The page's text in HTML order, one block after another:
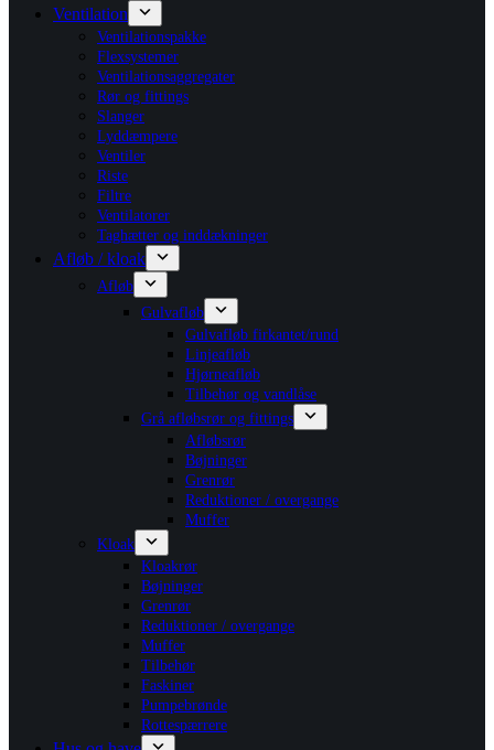
Ventilation
Ventilationspakke
Flexsystemer
Ventilationsaggregater
Rør og fittings
Slanger
Lyddæmpere
Ventiler
Riste
Filtre
Ventilatorer
Taghætter og inddækninger
Afløb / kloak
Afløb
Gulvafløb
Gulvafløb firkantet/rund
Linjeafløb
Hjørneafløb
Tilbehør og vandlåse
Grå afløbsrør og fittings
Afløbsrør
Bøjninger
Grenrør
Reduktioner / overgange
Muffer
Kloak
Kloakrør
Bøjninger
Grenrør
Reduktioner / overgange
Muffer
Tilbehør
Faskiner
Pumpebrønde
Rottespærrere